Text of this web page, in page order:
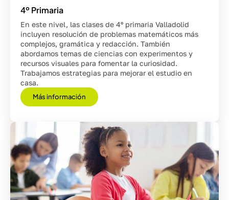
4º Primaria
En este nivel, las clases de 4º primaria Valladolid
incluyen resolución de problemas matemáticos más
complejos, gramática y redacción. También
abordamos temas de ciencias con experimentos y
recursos visuales para fomentar la curiosidad.
Trabajamos estrategias para mejorar el estudio en
casa.
Más información